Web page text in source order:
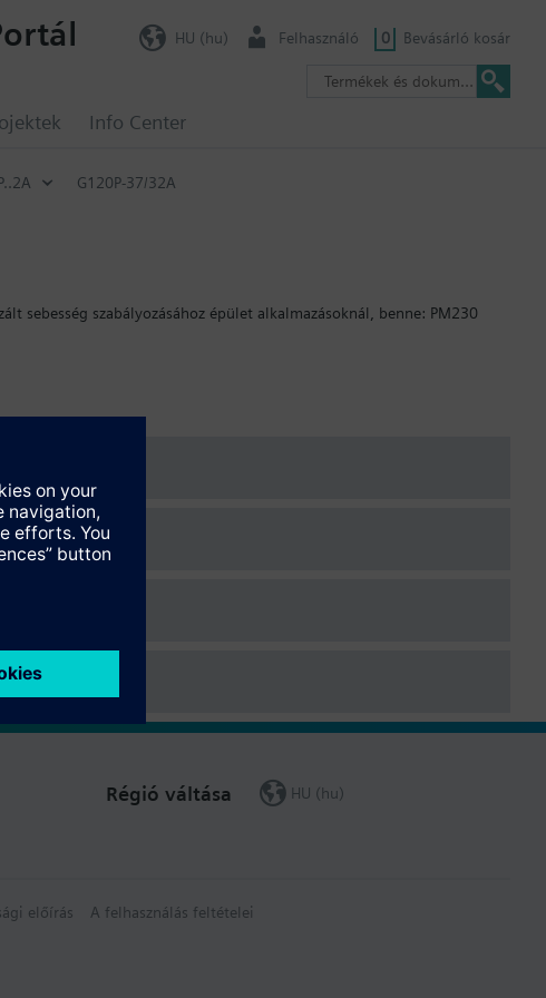
Info Center
HU (hu) Felhasználó 0 Bevásárló kosár
G120P-37/32A
sebesség szabályozásához épület alkalmazásoknál, benne: PM230
szerint változik: FSA: 80 mm; FSB: 78 mm; FSC: 77 mm; FSD,
Régió váltása HU (hu)
előírás A felhasználás feltételei